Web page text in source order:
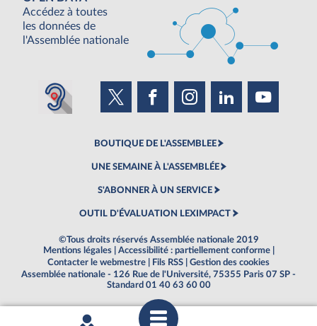
Accédez à toutes
les données de
l'Assemblée nationale
BOUTIQUE DE L'ASSEMBLEE
UNE SEMAINE À L'ASSEMBLÉE
S'ABONNER À UN SERVICE
OUTIL D'ÉVALUATION LEXIMPACT
©Tous droits réservés Assemblée nationale 2019
Mentions légales
Accessibilité : partiellement conforme
Contacter le webmestre
Fils RSS
Gestion des cookies
Assemblée nationale - 126 Rue de l'Université, 75355 Paris 07 SP -
Standard 01 40 63 60 00